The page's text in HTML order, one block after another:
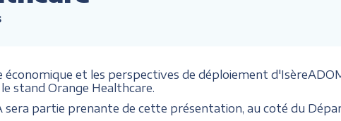
économique et les perspectives de déploiement
stand Orange Healthcare.
sera partie prenante de cette présentation, au coté du